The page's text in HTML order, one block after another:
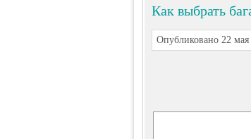
Как выбрать
Опубликовано 22